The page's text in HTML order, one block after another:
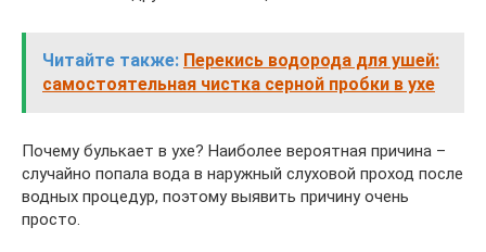
Читайте также: Перекись водорода для ушей:
самостоятельная чистка серной пробки в ухе
Почему булькает в ухе? Наиболее вероятная причина –
случайно попала вода в наружный слуховой проход после
водных процедур, поэтому выявить причину очень
просто.